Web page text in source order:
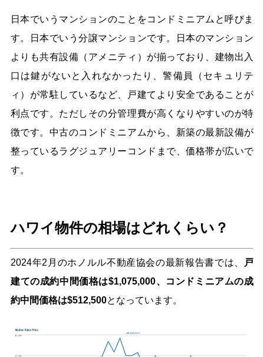
日本でいうマンションのことをコンドミニアムと呼びま
す。日本でいう分譲マンションです。日本のマンション
よりも共有設備（アメニティ）が揃っており、建物出入
口は鍵がないと入れなかったり、警備員（セキュリテ
ィ）が常駐しているなど、戸建てより安全であることが
利点です。ただしその分管理費が高くなりやすいのが特
徴です。中古のコンドミニアムから、新築の最新設備が
整っているラグジュアリーコンドまで、価格帯が広いで
す。
ハワイ物件の相場はどれくらい？
2024年2月のホノルル不動産協会の最新報告書では、
戸
建ての成約中間価格は$1,075,000、コンドミニアムの成
約中間価格は$512,500となっています。